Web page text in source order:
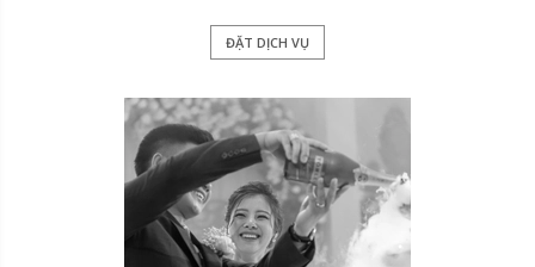
ĐẶT DỊCH VỤ